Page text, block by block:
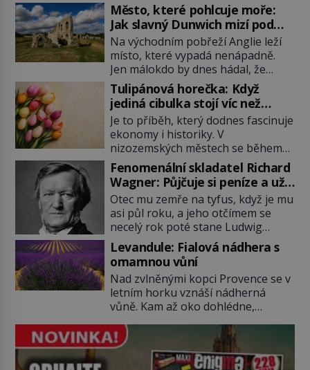
Město, které pohlcuje moře:
Jak slavný Dunwich mizí pod
hladinou
Na východním pobřeží Anglie leží
místo, které vypadá nenápadně.
Jen málokdo by dnes hádal, že
právě zde kdysi stojí jeden z
nejvýznamnějších anglických
přístavů. Středověký Dunwich
soupeří svým významem s
Londýnem, pyšní se kostely,
kláštery i rušnými tržišti. Pak se ale
příroda obrátí proti němu. Bouře,
mořská eroze a postupující pobřeží
během několika staletí pohltí […]
Tulipánová horečka: Když
jediná cibulka stojí víc než
honosný dům
Je to příběh, který dodnes fascinuje
ekonomy i historiky. V
nizozemských městech se během
několika měsíců obyčejná cibulka
tulipánu mění v jednu z nejdražších
věcí na trhu. Lidé uzavírají obchody
za částky, které odpovídají ceně
luxusních domů, věří v nekonečný
růst a bohatství na dosah ruky. Pak
ale přijde únor roku 1637 a sen o
[…]
Fenomenální skladatel Richard
Wagner: Půjčuje si peníze a už
je nevrací!
Otec mu zemře na tyfus, když je mu
asi půl roku, a jeho otčímem se
necelý rok poté stane Ludwig
Geyer (1779–1821). Je o pět let
mladší, než matka Richarda
Wagnera (1813–1883) a podle
nedochované korespondence je
docela dobře možné, že Geyer není
jen jeho otčím, ale rovnou otec.
Velký otazník také visí nad tím, […]
Levandule: Fialová nádhera s
omamnou vůní
Nad zvlněnými kopci Provence se v
letním horku vznáší nádherná
vůně. Kam až oko dohlédne,
nimiž bzučí tisíce včel. Levandule se
stala symbolem jižní Francie,
romantických prázdnin i klidu